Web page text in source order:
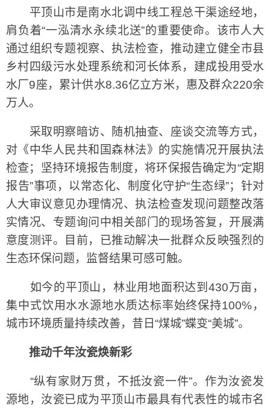
平顶山市是南水北调中线工程总干渠途经地，
肩负着“一泓清水永续北送”的重要使命。该市人大
通过组织专题视察、执法检查，推动建立健全市县
乡村四级污水处理系统和河长体系，建成投用受水
水厂9座，累计供水8.36亿立方米，惠及群众220余
万人。
采取明察暗访、随机抽查、座谈交流等方式，
对《中华人民共和国森林法》的实施情况开展执法
检查；坚持环境报告制度，将环保报告确定为“定期
报告”事项，以常态化、制度化守护“生态绿”；针对
人大审议意见办理情况、执法检查发现问题整改落
实情况、专题询问中相关部门的现场答复，开展满
意度测评。目前，已推动解决一批群众反映强烈的
生态环保问题，监督结果可感可触。
如今的平顶山，林业用地面积达到430万亩，
集中式饮用水水源地水质达标率始终保持100%，
城市环境质量持续改善，昔日“煤城”蝶变“美城”。
推动千年汝瓷焕新彩
“纵有家财万贯，不抵汝瓷一件”。作为汝瓷发
源地，汝瓷已成为平顶山市最具有代表性的城市名